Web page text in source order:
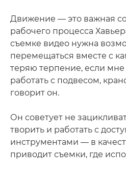
Движение — это важная
рабочего процесса
съемке видео нужна
перемещаться вместе с
теряю терпение, если мне
работать с подвесом,
говорит он.
Он советует не
творить и работать с
инструментами — в
приводит съемки, где